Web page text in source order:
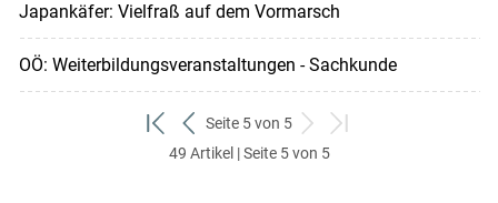
Japankäfer: Vielfraß auf dem Vormarsch
OÖ: Weiterbildungsveranstaltungen - Sachkunde
zum
ersten
zurück
zum
Seite 5 von 5
weiter
zum
zum
49 Artikel | Seite 5 von 5